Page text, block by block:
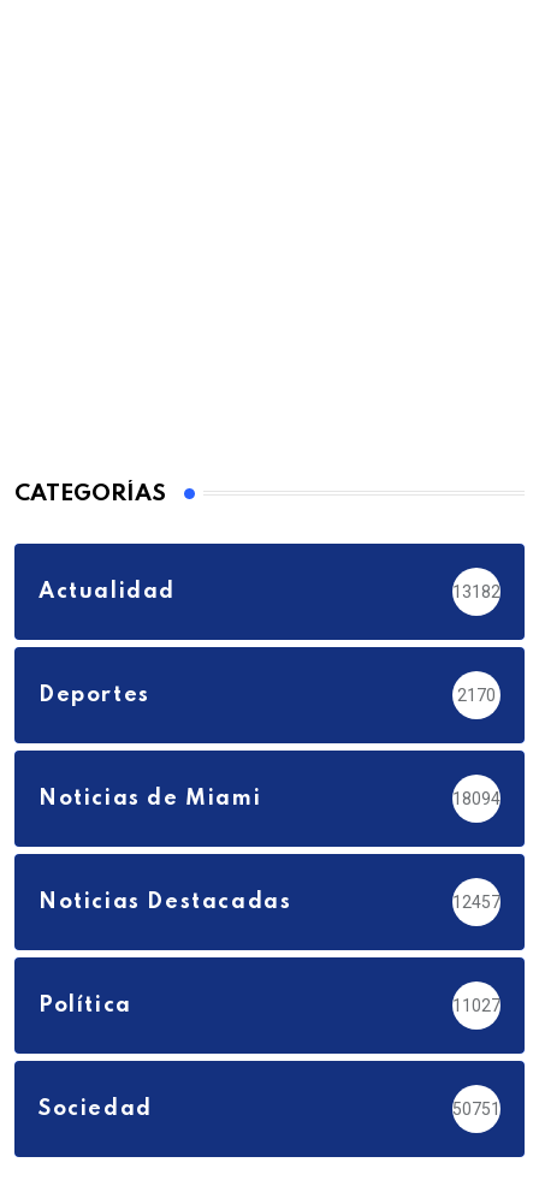
CATEGORÍAS
Actualidad 13182
Deportes 2170
Noticias de Miami 18094
Noticias Destacadas 12457
Política 11027
Sociedad 50751